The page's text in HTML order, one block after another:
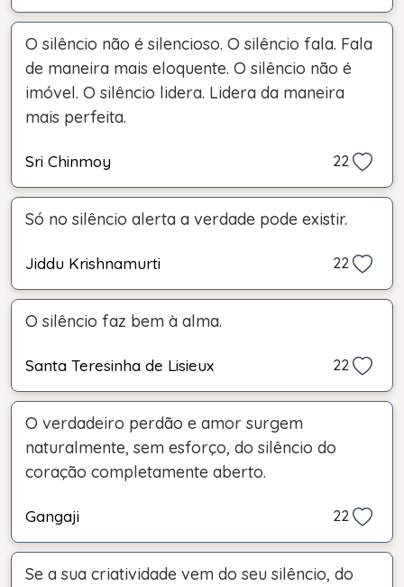
O silêncio não é silencioso. O silêncio fala. Fala
de maneira mais eloquente. O silêncio não é
imóvel. O silêncio lidera. Lidera da maneira
mais perfeita.
Sri Chinmoy 22
Só no silêncio alerta a verdade pode existir.
Jiddu Krishnamurti 22
O silêncio faz bem à alma.
Santa Teresinha de Lisieux 22
O verdadeiro perdão e amor surgem
naturalmente, sem esforço, do silêncio do
coração completamente aberto.
Gangaji 22
Se a sua criatividade vem do seu silêncio, do